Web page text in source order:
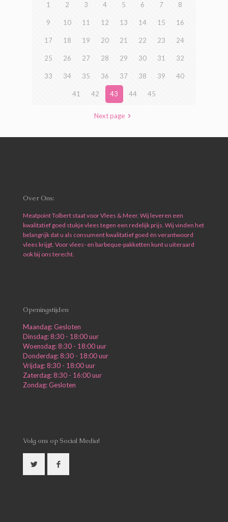
1 2 3 4 5 6 7 8
9 10 11 12 13 14 15 16
17 18 19 20 21 22 23 24
25 26 27 28 29 30 31 32
33 34 35 36 37 38 39 40
41 42 43 44 45
Next page
Over Ons:
Meatpoint Tolbert staat voor Vlees & Meer. Wij leveren een
kwalitatief goed stukje vlees tegen een redelijk prijs. Wij vinden het
belangrijk dat u als consument kwalitatief goed én verantwoord
vlees krijgt. Voor vlees- en barbeque-pakketten kunt u uiteraard
ook bij ons terecht.
Openingstijden
Maandag: Gesloten
Dinsdag: 8:30 - 18:00 uur
Woensdag: 8:30 - 18:00 uur
Donderdag: 8:30 - 18:00 uur
Vrijdag: 8:30 - 18:00 uur
Zaterdag: 8:30 - 16:00 uur
Zondag: Gesloten
Volg ons op Social Media!